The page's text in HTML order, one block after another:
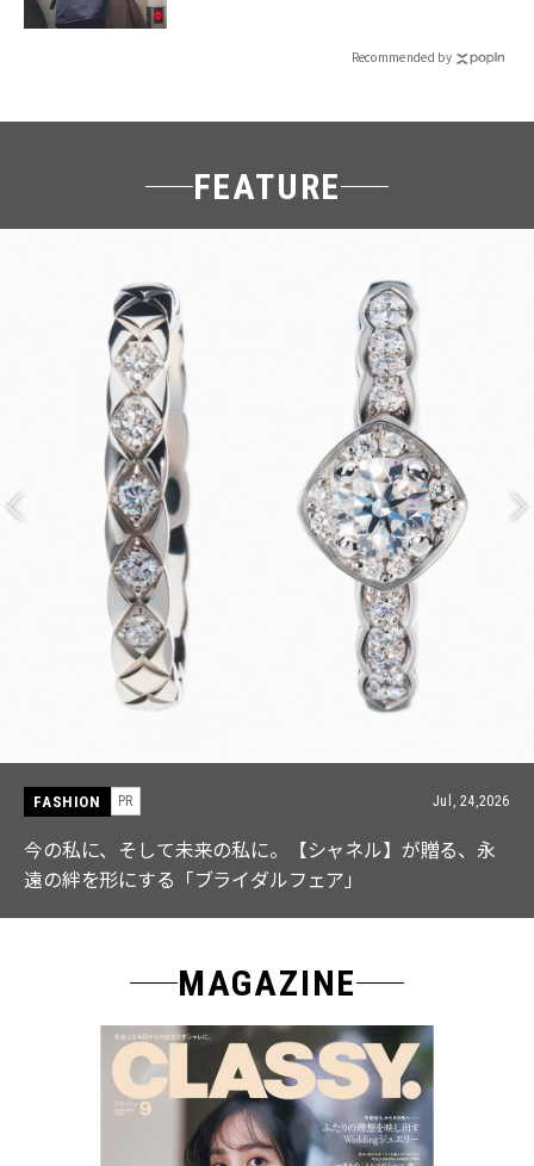
Recommended by
FEATURE
FASHION Jul,
【ICB】人気インフルエンサーと共同制作! 週5で着たく
なる「名品ブラウス」２選
MAGAZINE